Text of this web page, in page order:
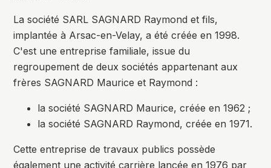
La société SARL SAGNARD Raymond et fils,
implantée à Arsac-en-Velay, a été créée en 1998.
C'est une entreprise familiale, issue du
regroupement de deux sociétés appartenant aux
frères SAGNARD Maurice et Raymond :
la société SAGNARD Maurice, créée en 1962 ;
la société SAGNARD Raymond, créée en 1971.
Cette entreprise de travaux publics possède
également une activité carrière lancée en 1976 par